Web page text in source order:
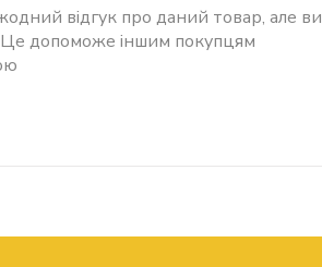
відгук про даний товар, але ви
допоможе іншим покупцям